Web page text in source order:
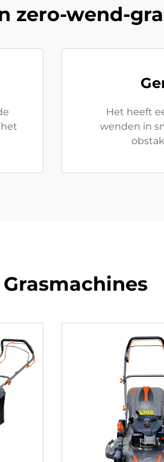
zero-wend-
Het heeft
wenden in
Grasmachines